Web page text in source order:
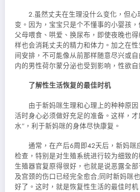
2.虽然丈夫在生理没什么变化，但心
变。因为，宝宝只是个不懂事的小婴孩
父母喂食、哄爱、换尿布，即使夜晚也
样也会消耗丈夫的精力和体力。加之在
间安排，不可能像从前那样随意尽兴或
内的男性荷尔蒙分泌也受到影响，性欲自
了解性生活恢复的最佳时机
由于新妈咪生理和心理上的种种原因
活时身心必须做好充足的准备。这样，
水”，利于新妈咪的身体尽快康复。
通常，在产后6周即42天后，新妈咪
检查，特别是对生殖系统进行较为细致
生殖器官复原得很好，也就是说恶露全
及宫颈的伤口已经完全愈合;同时新妈咪
好了。这时，就是恢复性生活的最佳时机